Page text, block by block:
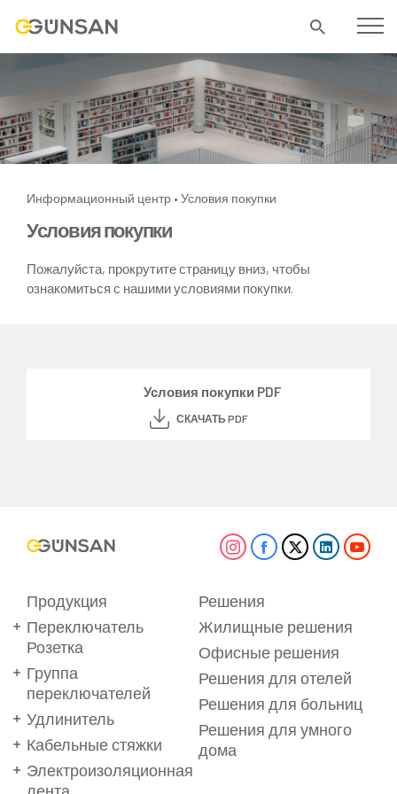
Информационный центр • Условия покупки
Условия покупки
Пожалуйста, прокрутите страницу вниз, чтобы
ознакомиться с нашими условиями покупки.
Условия покупки PDF
СКАЧАТЬ PDF
Продукция
Переключатель
Розетка
Группа
переключателей
Удлинитель
Кабельные стяжки
Электроизоляционная
Решения
Жилищные решения
Офисные решения
Решения для отелей
Решения для больниц
Решения для умного
дома